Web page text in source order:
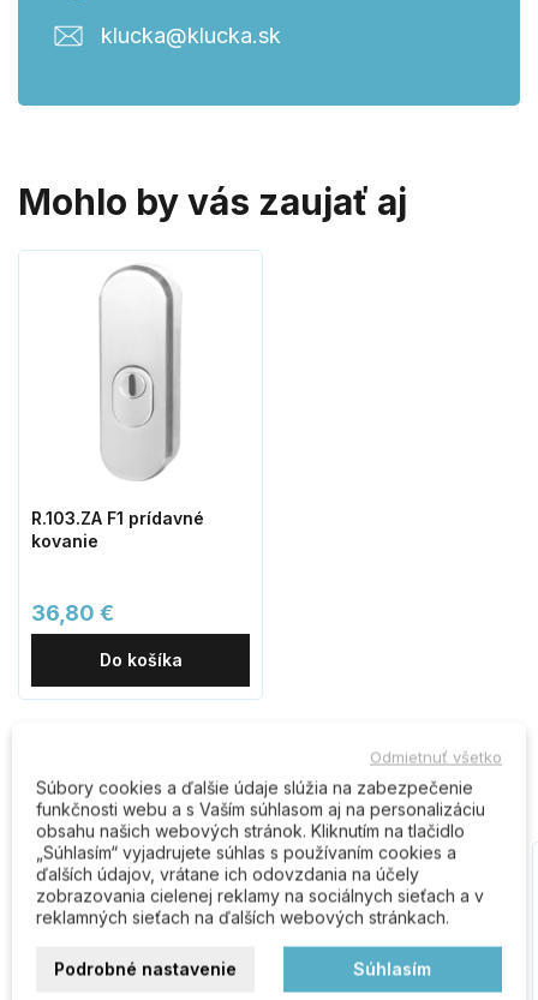
klucka@klucka.sk
Mohlo by vás zaujať aj
R.103.ZA F1 prídavné
kovanie
36,80 €
Do košíka
Zákazníci, ktorí kúpili tento
produkt, kúpili tiež:
Odmietnuť všetko
Súbory cookies a ďalšie údaje slúžia na zabezpečenie
funkčnosti webu a s Vaším súhlasom aj na personalizáciu
obsahu našich webových stránok. Kliknutím na tlačidlo
„Súhlasím“ vyjadrujete súhlas s používaním cookies a
ďalších údajov, vrátane ich odovzdania na účely
zobrazovania cielenej reklamy na sociálnych sieťach a v
reklamných sieťach na ďalších webových stránkach.
Podrobné nastavenie Súhlasím